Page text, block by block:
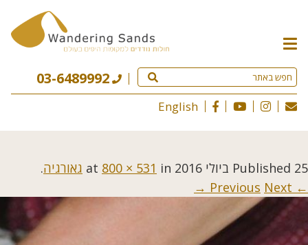
תפריט
האתר
03-6489992
English
Published 25 ביולי 2016 800 × 531 in גאורגיה.
← Previous
Next →